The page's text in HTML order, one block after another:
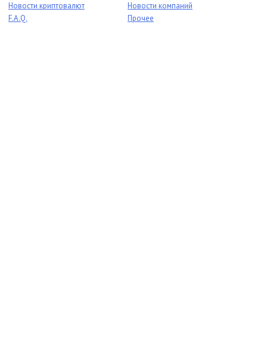
Новости криптовалют
F.A.Q.
Новости компаний
Прочее